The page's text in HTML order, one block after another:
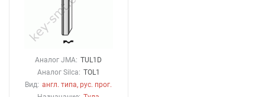
Аналог JMA: TUL1D
Аналог Silca: TOL1
Вид: англ. типа, рус. прог.